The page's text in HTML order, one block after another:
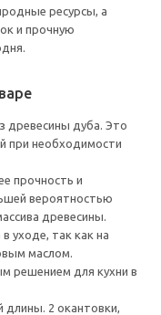
ресурсы, а
и прочную
древесины дуба. Это
при необходимости
прочность и
вероятностью
древесины.
уходе, так как на
маслом.
решением для кухни в
2 окантовки,